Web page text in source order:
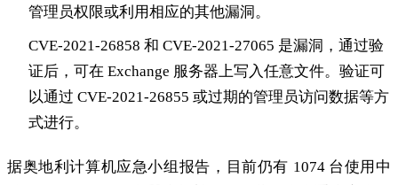
管理员权限或利用相应的其他漏洞。
CVE-2021-26858 和 CVE-2021-27065 是漏洞，通过验
证后，可在 Exchange 服务器上写入任意文件。验证可
以通过 CVE-2021-26855 或过期的管理员访问数据等方
式进行。
据奥地利计算机应急小组报告，目前仍有 1074 台使用中